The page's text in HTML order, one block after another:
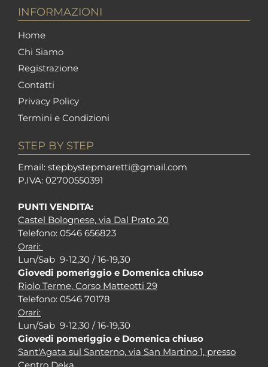
INFORMAZIONI
Home
Chi Siamo
Registrazione
Contatti
Privacy Policy
Termini e Condizioni
STEP BY STEP
Email: stepbystepmaretti@gmail.com
P.IVA: 02700550391
PUNTI VENDITA:
Castel Bolognese, via Dal Prato 20
Telefono: 0546 656823
Orari:
Lun/Sab 9-12,30 / 16-19,30
Giovedi pomeriggio e Domenica chiuso
Riolo Terme, Corso Matteotti 29
Telefono: 0546 70178
Orari:
Lun/Sab 9-12,30 / 16-19,30
Giovedi pomeriggio e Domenica chiuso
Sant'Agata sul Santerno, via San Martino 1, presso